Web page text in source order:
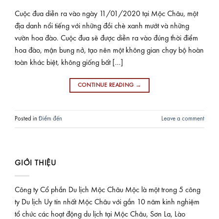
Cuộc đua diễn ra vào ngày 11/01/2020 tại Mộc Châu, một
địa danh nổi tiếng với những đồi chè xanh mướt và những
vườn hoa đào. Cuộc đua sẽ được diễn ra vào đúng thời điểm
hoa đào, mận bung nở, tạo nên một không gian chạy bộ hoàn
toàn khác biệt, không giống bất […]
CONTINUE READING →
Posted in Điểm đến Leave a comment
GIỚI THIỆU
Công ty Cổ phần Du lịch Mộc Châu Mộc là một trong 5 công
ty Du lịch Uy tín nhất Mộc Châu với gần 10 năm kinh nghiệm
tổ chức các hoạt động du lịch tại Mộc Châu, Sơn La, Lào